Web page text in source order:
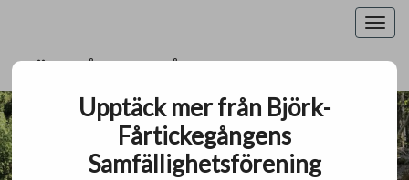
BJÖRK-FÅRTICKEGÅNGENS
BJÖRK-FÅRTICKEGÅNGENS
SAMFÄLLIGHETSFÖRENING
Upptäck mer från Björk-
Fårtickegångens
Samfällighetsförening